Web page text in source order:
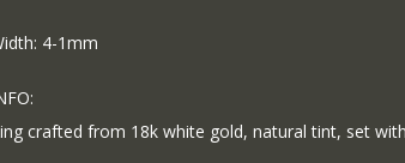
4-1mm
crafted from 18k white gold, natural tint, set